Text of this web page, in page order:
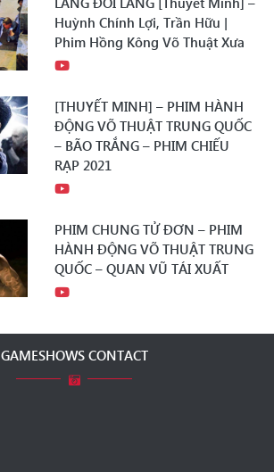
Huỳnh Chính Lợi, Trần Hữu |
Phim Hồng Kông Võ Thuật Xưa
[THUYẾT MINH] – PHIM HÀNH
ĐỘNG VÕ THUẬT TRUNG QUỐC
– BÃO TRẮNG – PHIM CHIẾU
RẠP 2021
PHIM CHUNG TỬ ĐƠN – PHIM
HÀNH ĐỘNG VÕ THUẬT TRUNG
QUỐC – QUAN VŨ TÁI XUẤT
GAMESHOWS CONTACT